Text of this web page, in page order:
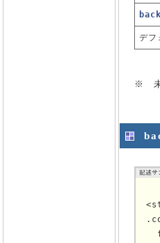
デフ
※ 未